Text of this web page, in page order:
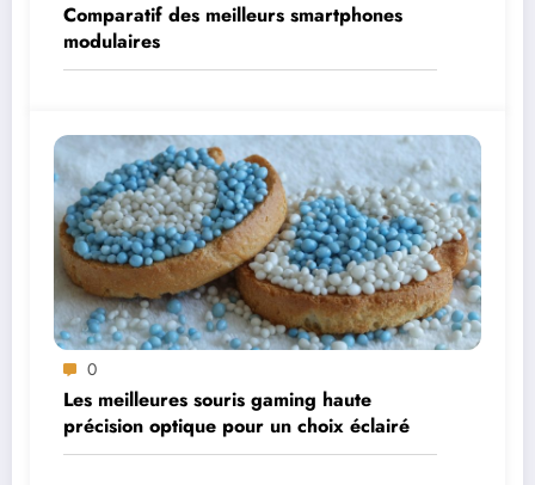
Comparatif des meilleurs smartphones
modulaires
0
Les meilleures souris gaming haute
précision optique pour un choix éclairé